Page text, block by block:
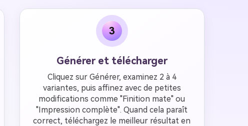
3
Générer et télécharger
Cliquez sur Générer, examinez 2 à 4
variantes, puis affinez avec de petites
modifications comme "Finition mate" ou
"Impression complète". Quand cela paraît
correct, téléchargez le meilleur résultat en